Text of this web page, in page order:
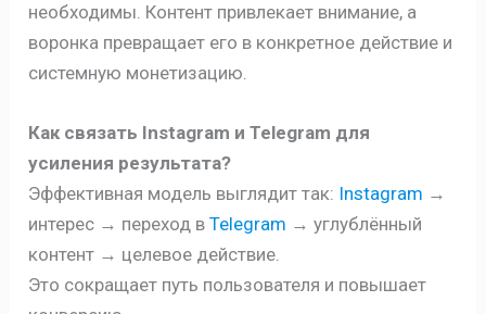
необходимы. Контент привлекает внимание, а
воронка превращает его в конкретное действие и
системную монетизацию.
Как связать Instagram и Telegram для
усиления результата?
Эффективная модель выглядит так: Instagram →
интерес → переход вTelegram → углублённый
контент → целевое действие.
Это сокращает путь пользователя и повышает